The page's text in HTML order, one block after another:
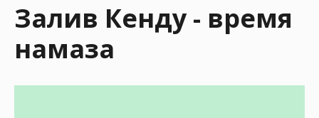
Залив Кенду - время
намаза